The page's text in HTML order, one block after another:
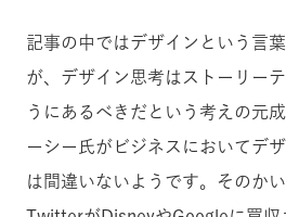
記事の中ではデザインという言
が、デザイン思考はストーリー
うにあるべきだという考えの元
ーシー氏がビジネスにおいてデ
は間違いないようです。そのか